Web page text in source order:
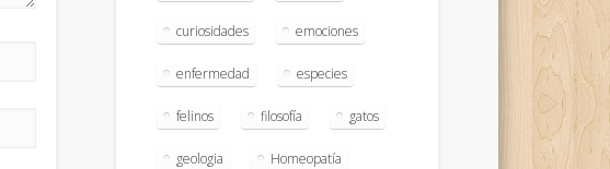
curiosidades emociones
enfermedad especies
felinos filosofía gatos
geologia Homeopatía